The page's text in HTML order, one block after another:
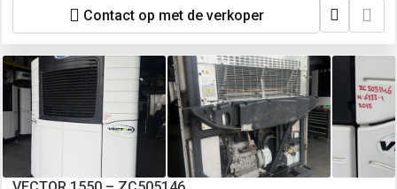
Contact op met de verkoper